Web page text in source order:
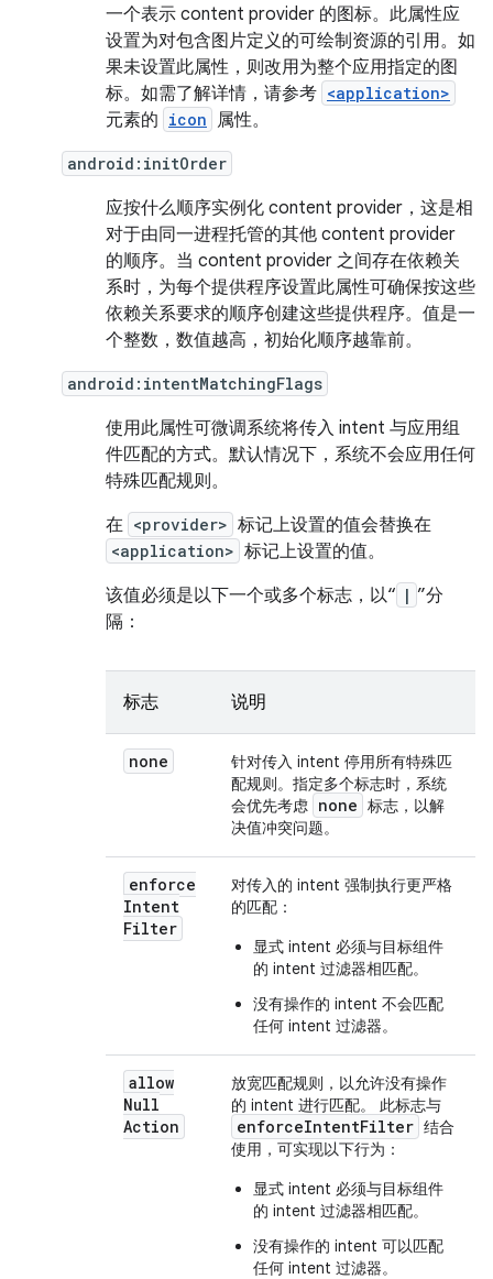
一个表示 content provider 的图标。此属性应
设置为对包含图片定义的可绘制资源的引用。如
果未设置此属性，则改用为整个应用指定的图
标。如需了解详情，请参考 <application>
元素的 icon 属性。
android:initOrder
应按什么顺序实例化 content provider，这是相
对于由同一进程托管的其他 content provider
的顺序。当 content provider 之间存在依赖关
系时，为每个提供程序设置此属性可确保按这些
依赖关系要求的顺序创建这些提供程序。值是一
个整数，数值越高，初始化顺序越靠前。
android:intentMatchingFlags
使用此属性可微调系统将传入 intent 与应用组
件匹配的方式。默认情况下，系统不会应用任何
特殊匹配规则。
在 <provider> 标记上设置的值会替换在
<application> 标记上设置的值。
该值必须是以下一个或多个标志，以“ | ”分
隔：
标志 说明
none
针对传入 intent 停用所有特殊匹
配规则。指定多个标志时，系统
会优先考虑 none 标志，以解
决值冲突问题。
enforce
Intent
Filter
对传入的 intent 强制执行更严格
的匹配：
显式 intent 必须与目标组件
的 intent 过滤器相匹配。
没有操作的 intent 不会匹配
任何 intent 过滤器。
allow
Null
Action
放宽匹配规则，以允许没有操作
的 intent 进行匹配。 此标志与
enforceIntentFilter 结合
使用，可实现以下行为：
显式 intent 必须与目标组件
的 intent 过滤器相匹配。
没有操作的 intent 可以匹配
任何 intent 过滤器。